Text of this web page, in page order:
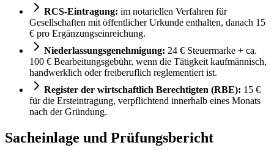
RCS-Eintragung: im notariellen Verfahren für
Gesellschaften mit öffentlicher Urkunde enthalten, danach 15
€ pro Ergänzungseinreichung.
Niederlassungsgenehmigung: 24 € Steuermarke + ca.
100 € Bearbeitungsgebühr, wenn die Tätigkeit kaufmännisch,
handwerklich oder freiberuflich reglementiert ist.
Register der wirtschaftlich Berechtigten (RBE): 15 €
für die Ersteintragung, verpflichtend innerhalb eines Monats
nach der Gründung.
Sacheinlage und Prüfungsbericht